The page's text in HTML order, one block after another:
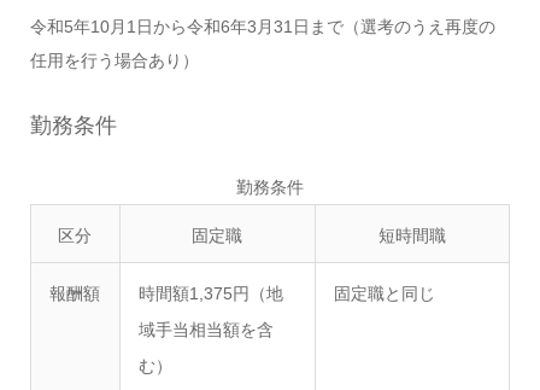
令和5年10月1日から令和6年3月31日まで（選考のうえ再度の
任用を行う場合あり）
勤務条件
勤務条件
区分 固定職 短時間職
報酬額
時間額1,375円（地
域手当相当額を含
む）
固定職と同じ